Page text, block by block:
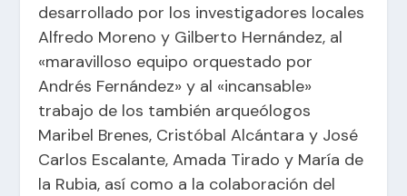
desarrollado por los investigadores locales
Alfredo Moreno y Gilberto Hernández, al
«maravilloso equipo orquestado por
Andrés Fernández» y al «incansable»
trabajo de los también arqueólogos
Maribel Brenes, Cristóbal Alcántara y José
Carlos Escalante, Amada Tirado y María de
la Rubia, así como a la colaboración del